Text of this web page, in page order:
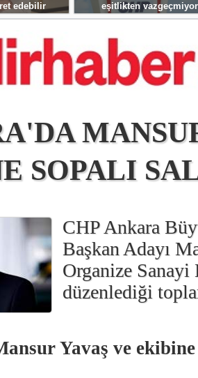
edebilir
eşitlikten
SOPALI
CHP Ankara
Başkan Adayı
Organize
düzenlediği
Yavaş ve ekibine